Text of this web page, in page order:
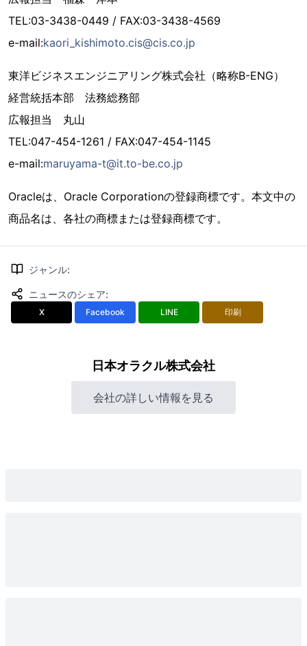
TEL:03-3438-0449 / FAX:03-3438-4569
e-mail:kaori_kishimoto.cis@cis.co.jp
東洋ビジネスエンジニアリング株式会社（略称B-ENG）
経営統括本部 法務総務部
広報担当 丸山
TEL:047-454-1261 / FAX:047-454-1145
e-mail:maruyama-t@it.to-be.co.jp
Oracleは、Oracle Corporationの登録商標です。本文中の
商品名は、各社の商標または登録商標です。
ジャンル:
ニュースのシェア:
X Facebook LINE 印刷
日本オラクル株式会社
会社の詳しい情報を見る